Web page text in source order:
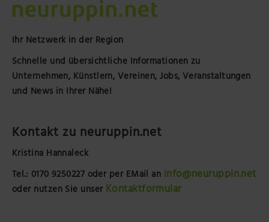
Ihr Netzwerk in der Region
Schnelle und übersichtliche Informationen zu
Unternehmen, Künstlern, Vereinen, Jobs, Veranstaltungen
und News in Ihrer Nähe!
Kontakt zu neuruppin.net
Kristina Hannaleck
Tel.: 0170 9250227 oder per EMail an info@neuruppin.net
oder nutzen Sie unser Kontaktformular